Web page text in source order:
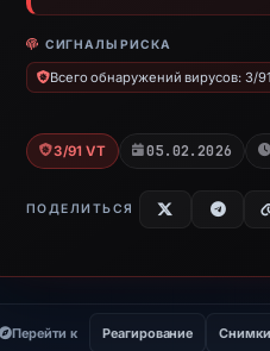
СИГНАЛЫ РИСКА
Всего обнаружений вирусов: 3/91
3/91 VT 05.02.2026
ПОДЕЛИТЬСЯ
Перейти к Реагирование Снимки